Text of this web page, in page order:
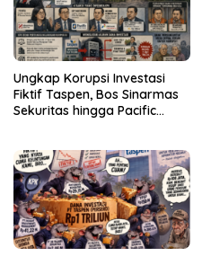
Ungkap Korupsi Investasi
Fiktif Taspen, Bos Sinarmas
Sekuritas hingga Pacific